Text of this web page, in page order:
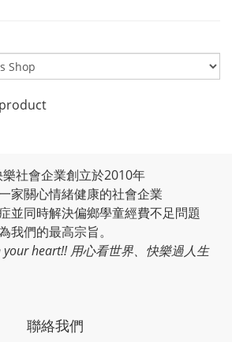
樂社會企業創立於2010年
家關心情緒健康的社會企業
並同時解決偏鄉學童經費不足問題
我們的最高宗旨。
your heart!! 用心看世界、快樂過人生
聯絡我們